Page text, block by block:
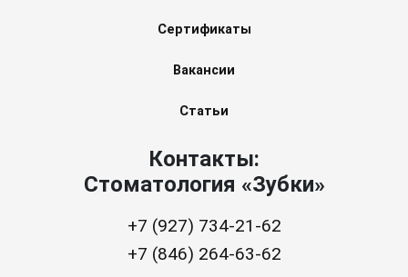
Сертификаты
Вакансии
Статьи
Контакты:
Стоматология «Зубки»
+7 (927) 734-21-62
+7 (846) 264-63-62